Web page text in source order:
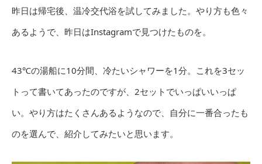
昨日は帰宅後、温冷交代浴を試してみました。やり方も色々
あるようで、昨日はInstagramで見つけたものを。
43℃の湯船に10分間、冷たいシャワーを1分。これを3セッ
トって書いてあったのですが、2セットでいっぱいいっぱ
い。やり方はたくさんあるようなので、自分に一番合ったも
のを選んで、紹介してみたいと思います。